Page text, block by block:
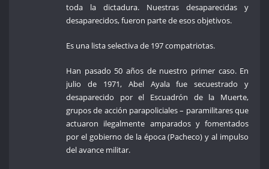
toda la dictadura. Nuestras desaparecidas y
desaparecidos, fueron parte de esos objetivos.
Es una lista selectiva de 197 compatriotas.
Han pasado 50 años de nuestro primer caso. En
julio de 1971, Abel Ayala fue secuestrado y
desaparecido por el Escuadrón de la Muerte,
grupos de acción parapoliciales – paramilitares que
actuaron ilegalmente amparados y fomentados
por el gobierno de la época (Pacheco) y al impulso
del avance militar.